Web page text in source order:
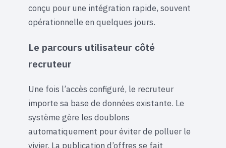
conçu pour une intégration rapide, souvent
opérationnelle en quelques jours.
Le parcours utilisateur côté
recruteur
Une fois l’accès configuré, le recruteur
importe sa base de données existante. Le
système gère les doublons
automatiquement pour éviter de polluer le
vivier. La publication d’offres se fait